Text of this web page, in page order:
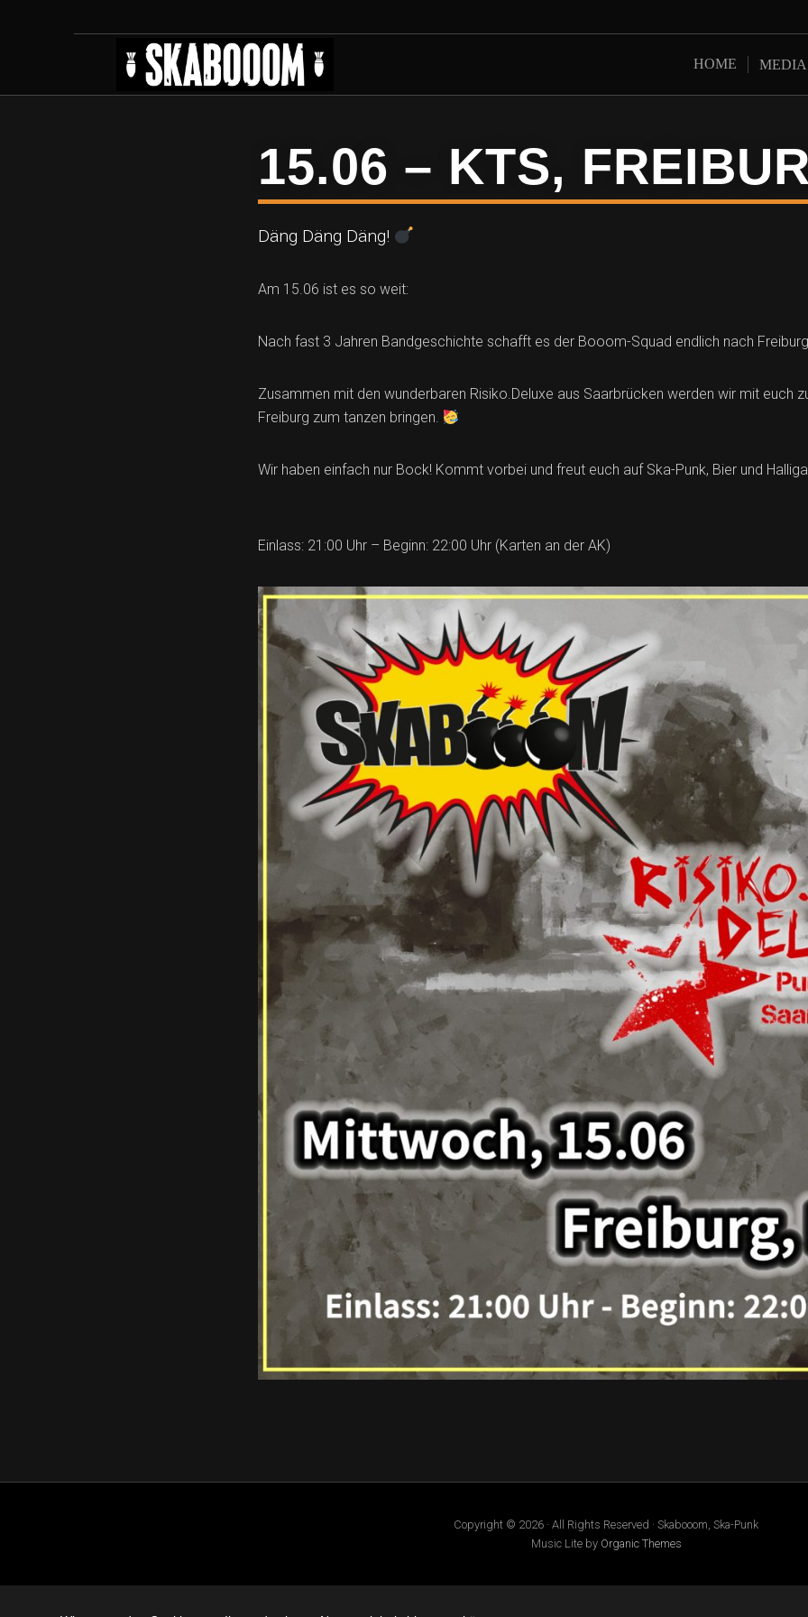
HOME MEDIA
15.06 – KTS,
Däng Däng Däng!
Am 15.06 ist es so weit:
Nach fast 3 Jahren Bandgeschichte schafft es der Booom-Squad endlich nach
Zusammen mit den wunderbaren Risiko.Deluxe aus Saarbrücken werden wir mit euch
Freiburg zum tanzen bringen.
Wir haben einfach nur Bock! Kommt vorbei und freut euch auf Ska-Punk, Bier und
Einlass: 21:00 Uhr – Beginn: 22:00 Uhr (Karten an der AK)
Copyright © 2026 · All Rights Reserved · Skabooom, Ska-Punk
Music Lite by Organic Themes